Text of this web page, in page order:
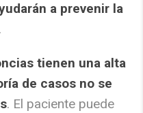
a prevenir la
.
tienen una alta
de casos no se
. El paciente puede